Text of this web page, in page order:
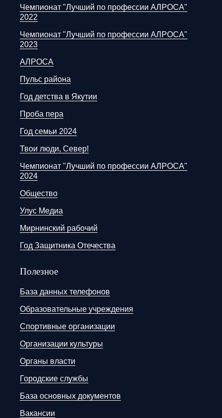
Чемпионат "Лучший по профессии АЛРОСА"
2022
Чемпионат "Лучший по профессии АЛРОСА"
2023
АЛРОСА
Пульс района
Год детства в Якутии
Проба пера
Год семьи 2024
Твои люди, Север!
Чемпионат "Лучший по профессии АЛРОСА"
2024
Общество
Улус Медиа
Мирнинский рабочий
Год Защитника Отечества
Полезное
База данных телефонов
Образовательные учреждения
Спортивные организации
Организации культуры
Органы власти
Городские службы
База основных документов
Вакансии